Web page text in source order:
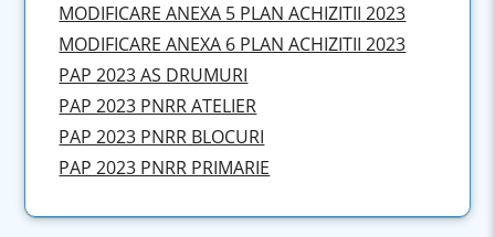
MODIFICARE ANEXA 5 PLAN ACHIZITII 2023
MODIFICARE ANEXA 6 PLAN ACHIZITII 2023
PAP 2023 AS DRUMURI
PAP 2023 PNRR ATELIER
PAP 2023 PNRR BLOCURI
PAP 2023 PNRR PRIMARIE